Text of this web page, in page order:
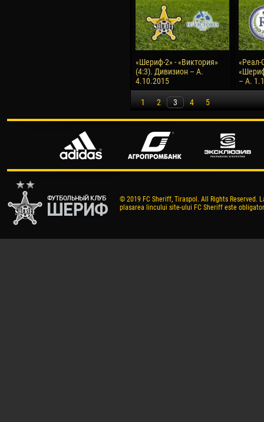
«Шериф-2» - «Виктория»
(4:3). Дивизион – А.
4.10.2015
«Реал-
– А.
1 2 3 4 5
© 2019 FC Sheriff, Tiraspol. All Rights
plasarea lincului site-ului FC Sheriff este